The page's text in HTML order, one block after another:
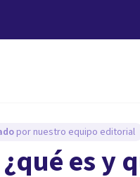
por nuestro equipo editorial
es y